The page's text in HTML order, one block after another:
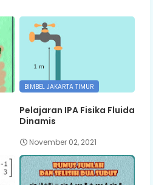
BIMBEL JAKARTA TIMUR
Pelajaran IPA Fisika Fluida
Dinamis
November 02, 2021